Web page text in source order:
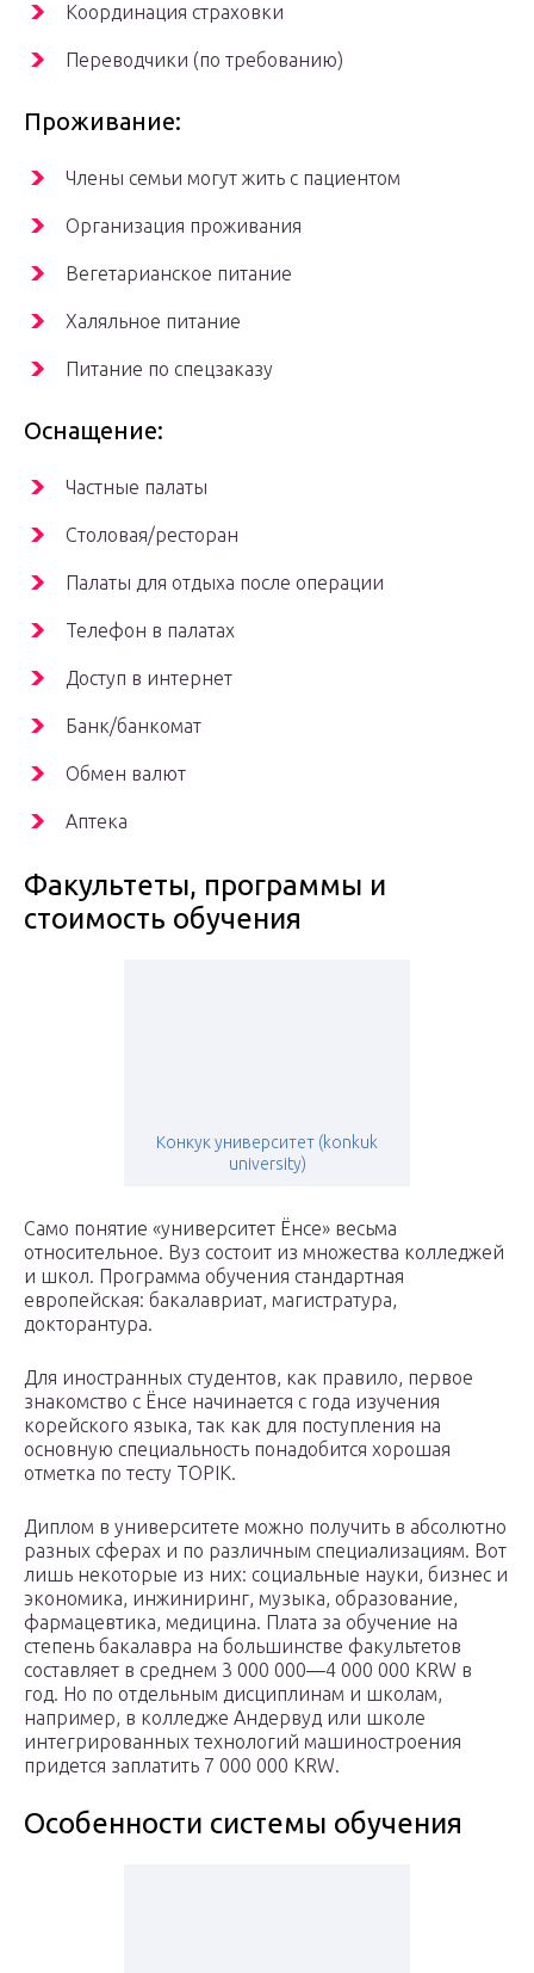
Координация страховки
Переводчики (по требованию)
Проживание:
Члены семьи могут жить с пациентом
Организация проживания
Вегетарианское питание
Халяльное питание
Питание по спецзаказу
Оснащение:
Частные палаты
Столовая/ресторан
Палаты для отдыха после операции
Телефон в палатах
Доступ в интернет
Банк/банкомат
Обмен валют
Аптека
Факультеты, программы и
стоимость обучения
Конкук университет (konkuk
university)
Само понятие «университет Ёнсе» весьма
относительное. Вуз состоит из множества колледжей
и школ. Программа обучения стандартная
европейская: бакалавриат, магистратура,
докторантура.
Для иностранных студентов, как правило, первое
знакомство с Ёнсе начинается с года изучения
корейского языка, так как для поступления на
основную специальность понадобится хорошая
отметка по тесту TOPIK.
Диплом в университете можно получить в абсолютно
разных сферах и по различным специализациям. Вот
лишь некоторые из них: социальные науки, бизнес и
экономика, инжиниринг, музыка, образование,
фармацевтика, медицина. Плата за обучение на
степень бакалавра на большинстве факультетов
составляет в среднем 3 000 000—4 000 000 KRW в
год. Но по отдельным дисциплинам и школам,
например, в колледже Андервуд или школе
интегрированных технологий машиностроения
придется заплатить 7 000 000 KRW.
Особенности системы обучения